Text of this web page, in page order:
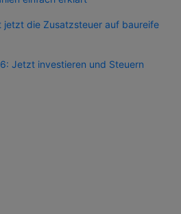
jetzt die Zusatzsteuer auf baureife
Jetzt investieren und Steuern